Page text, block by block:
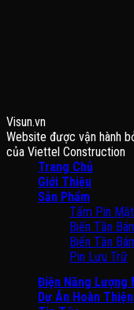
Visun.vn
Website được vận hành
của Viettel Construction
Trang Chủ
Giới Thiệu
Sản Phẩm
Tấm Pin
Biến Tần
Biến Tần
Pin Lưu Trữ
Điện Năng Lượng
Dự Án Hoàn Thiện